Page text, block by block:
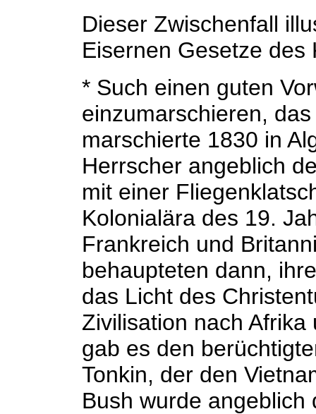
Dieser Zwischenfall
Eisernen Gesetze
* Such einen guten
einzumarschieren,
marschierte 1830 in
Herrscher angeblich
mit einer
Kolonialära des 19.
Frankreich und
behaupteten dann,
das Licht des
Zivilisation nach
gab es den
Tonkin, der den
Bush wurde